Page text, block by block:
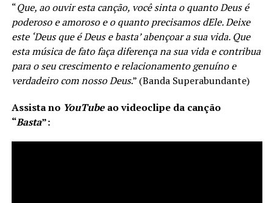
“Que, ao ouvir esta canção, você sinta o quanto Deus é
poderoso e amoroso e o quanto precisamos dEle. Deixe
este ‘Deus que é Deus e basta’ abençoar a sua vida. Que
esta música de fato faça diferença na sua vida e contribua
para o seu crescimento e relacionamento genuíno e
verdadeiro com nosso Deus.” (Banda Superabundante)
Assista no YouTubeao videoclipe da canção
“Basta”: